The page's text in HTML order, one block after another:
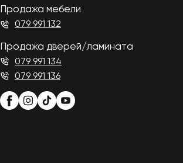
Продажа мебели
079 991 132
Продажа дверей/ламината
079 991 134
079 991 136